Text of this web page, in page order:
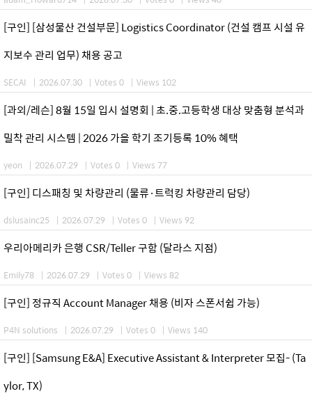
[구인] [삼성물산 건설부문] Logistics Coordinator (건설 캠프 시설 유
지보수 관리 업무) 채용 공고
SECAI | 2026.07.30 | Votes 0 | Views 102
[과외/레슨] 8월 15일 입시 설명회 | 초.중.고등학생 대상 맞춤형 분석과
밀착 관리 시스템 | 2026 가을 학기 조기등록 10% 혜택
yeon | 2026.07.29 | Votes 0 | Views 77
[구인] 디스패칭 및 차량관리 (물류·트럭킹 차량관리 담당)
dslusainc25 | 2026.07.29 | Votes 0 | Views 92
우리아메리카 은행 CSR/Teller 구함 (달라스 지점)
Emily78 | 2026.07.29 | Votes 0 | Views 82
[구인] 정규직 Account Manager 채용 (비자 스폰서쉽 가능)
P4N solutions | 2026.07.29 | Votes 0 | Views 140
[구인] [Samsung E&A] Executive Assistant & Interpreter 모집- (Ta
ylor, TX)